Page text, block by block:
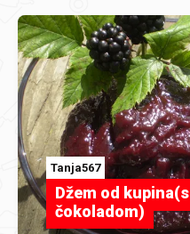
Tanja567
Džem od kupina(s
čokoladom)